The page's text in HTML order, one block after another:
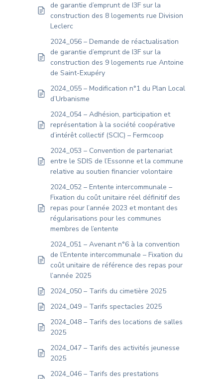
de garantie d’emprunt de I3F sur la
construction des 8 logements rue Division
Leclerc
2024_056 – Demande de réactualisation
de garantie d’emprunt de I3F sur la
construction des 9 logements rue Antoine
de Saint-Exupéry
2024_055 – Modification n°1 du Plan Local
d’Urbanisme
2024_054 – Adhésion, participation et
représentation à la société coopérative
d’intérêt collectif (SCIC) – Fermcoop
2024_053 – Convention de partenariat
entre le SDIS de l’Essonne et la commune
relative au soutien financier volontaire
2024_052 – Entente intercommunale –
Fixation du coût unitaire réel définitif des
repas pour l’année 2023 et montant des
régularisations pour les communes
membres de l’entente
2024_051 – Avenant n°6 à la convention
de l’Entente intercommunale – Fixation du
coût unitaire de référence des repas pour
l’année 2025
2024_050 – Tarifs du cimetière 2025
2024_049 – Tarifs spectacles 2025
2024_048 – Tarifs des locations de salles
2025
2024_047 – Tarifs des activités jeunesse
2025
2024_046 – Tarifs des prestations